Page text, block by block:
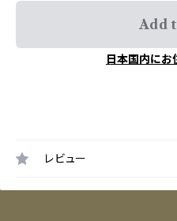
Add
日本国内にお
レビュー